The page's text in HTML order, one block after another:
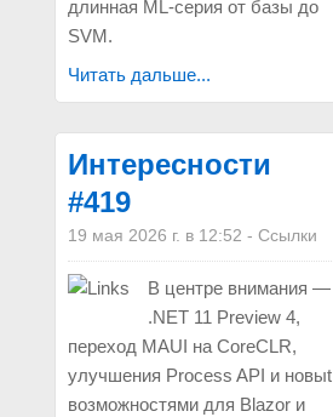
длинная ML-серия от базы до
SVM.
Читать дальше...
Интересности
#419
19 мая 2026 г. в 12:52 - Ссылки
В центре внимания —
.NET 11 Preview 4,
переход MAUI на CoreCLR,
улучшения Process API и новыt
возможностями для Blazor и